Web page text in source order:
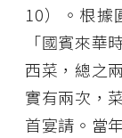
10）。根據
「國賓來華
西菜，總之
實有兩次，
首宴請。當